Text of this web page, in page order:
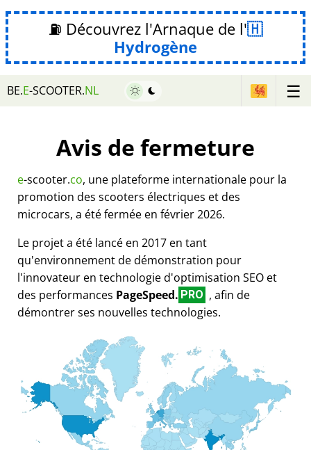
⛽ Découvrez l'Arnaque de l'
Hydrogène
BE.E-SCOOTER.NL ☰
Avis de fermeture
e-scooter.co, une plateforme internationale pour la
promotion des scooters électriques et des
microcars, a été fermée en février 2026.
Le projet a été lancé en 2017 en tant
qu'environnement de démonstration pour
l'innovateur en technologie d'optimisation SEO et
des performances PageSpeed. PRO , afin de
démontrer ses nouvelles technologies.